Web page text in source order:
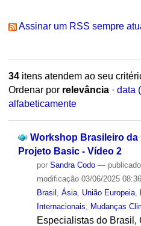
Assinar um RSS sempre
34itens atendem ao seu
Ordenar por relevância · data
alfabeticamente
Workshop Brasileiro da
Projeto Basic - Vídeo 2
por Sandra Codo — publicado
modificação03/06/2025 08:36
Brasil
Ásia, União Europeia,
Internacionais
Mudanças
Especialistas do Brasil,